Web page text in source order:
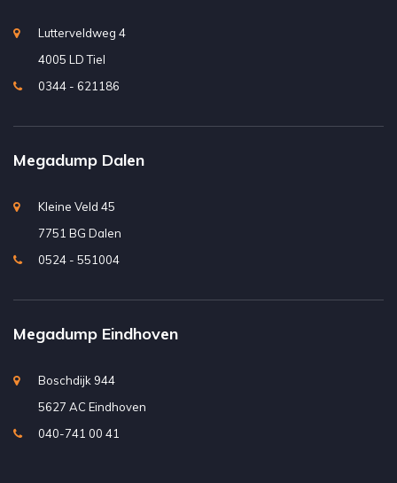
Lutterveldweg 4
4005 LD Tiel
0344 - 621186
Megadump Dalen
Kleine Veld 45
7751 BG Dalen
0524 - 551004
Megadump Eindhoven
Boschdijk 944
5627 AC Eindhoven
040-741 00 41